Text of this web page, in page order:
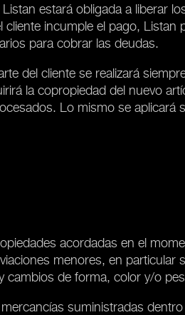
estará obligada a liberar
incumple el pago, Listan
para cobrar las deudas.
del cliente se realizará
la copropiedad del nuevo
Lo mismo se
acordadas en el
menores, en particular
de forma, color y/o
suministradas